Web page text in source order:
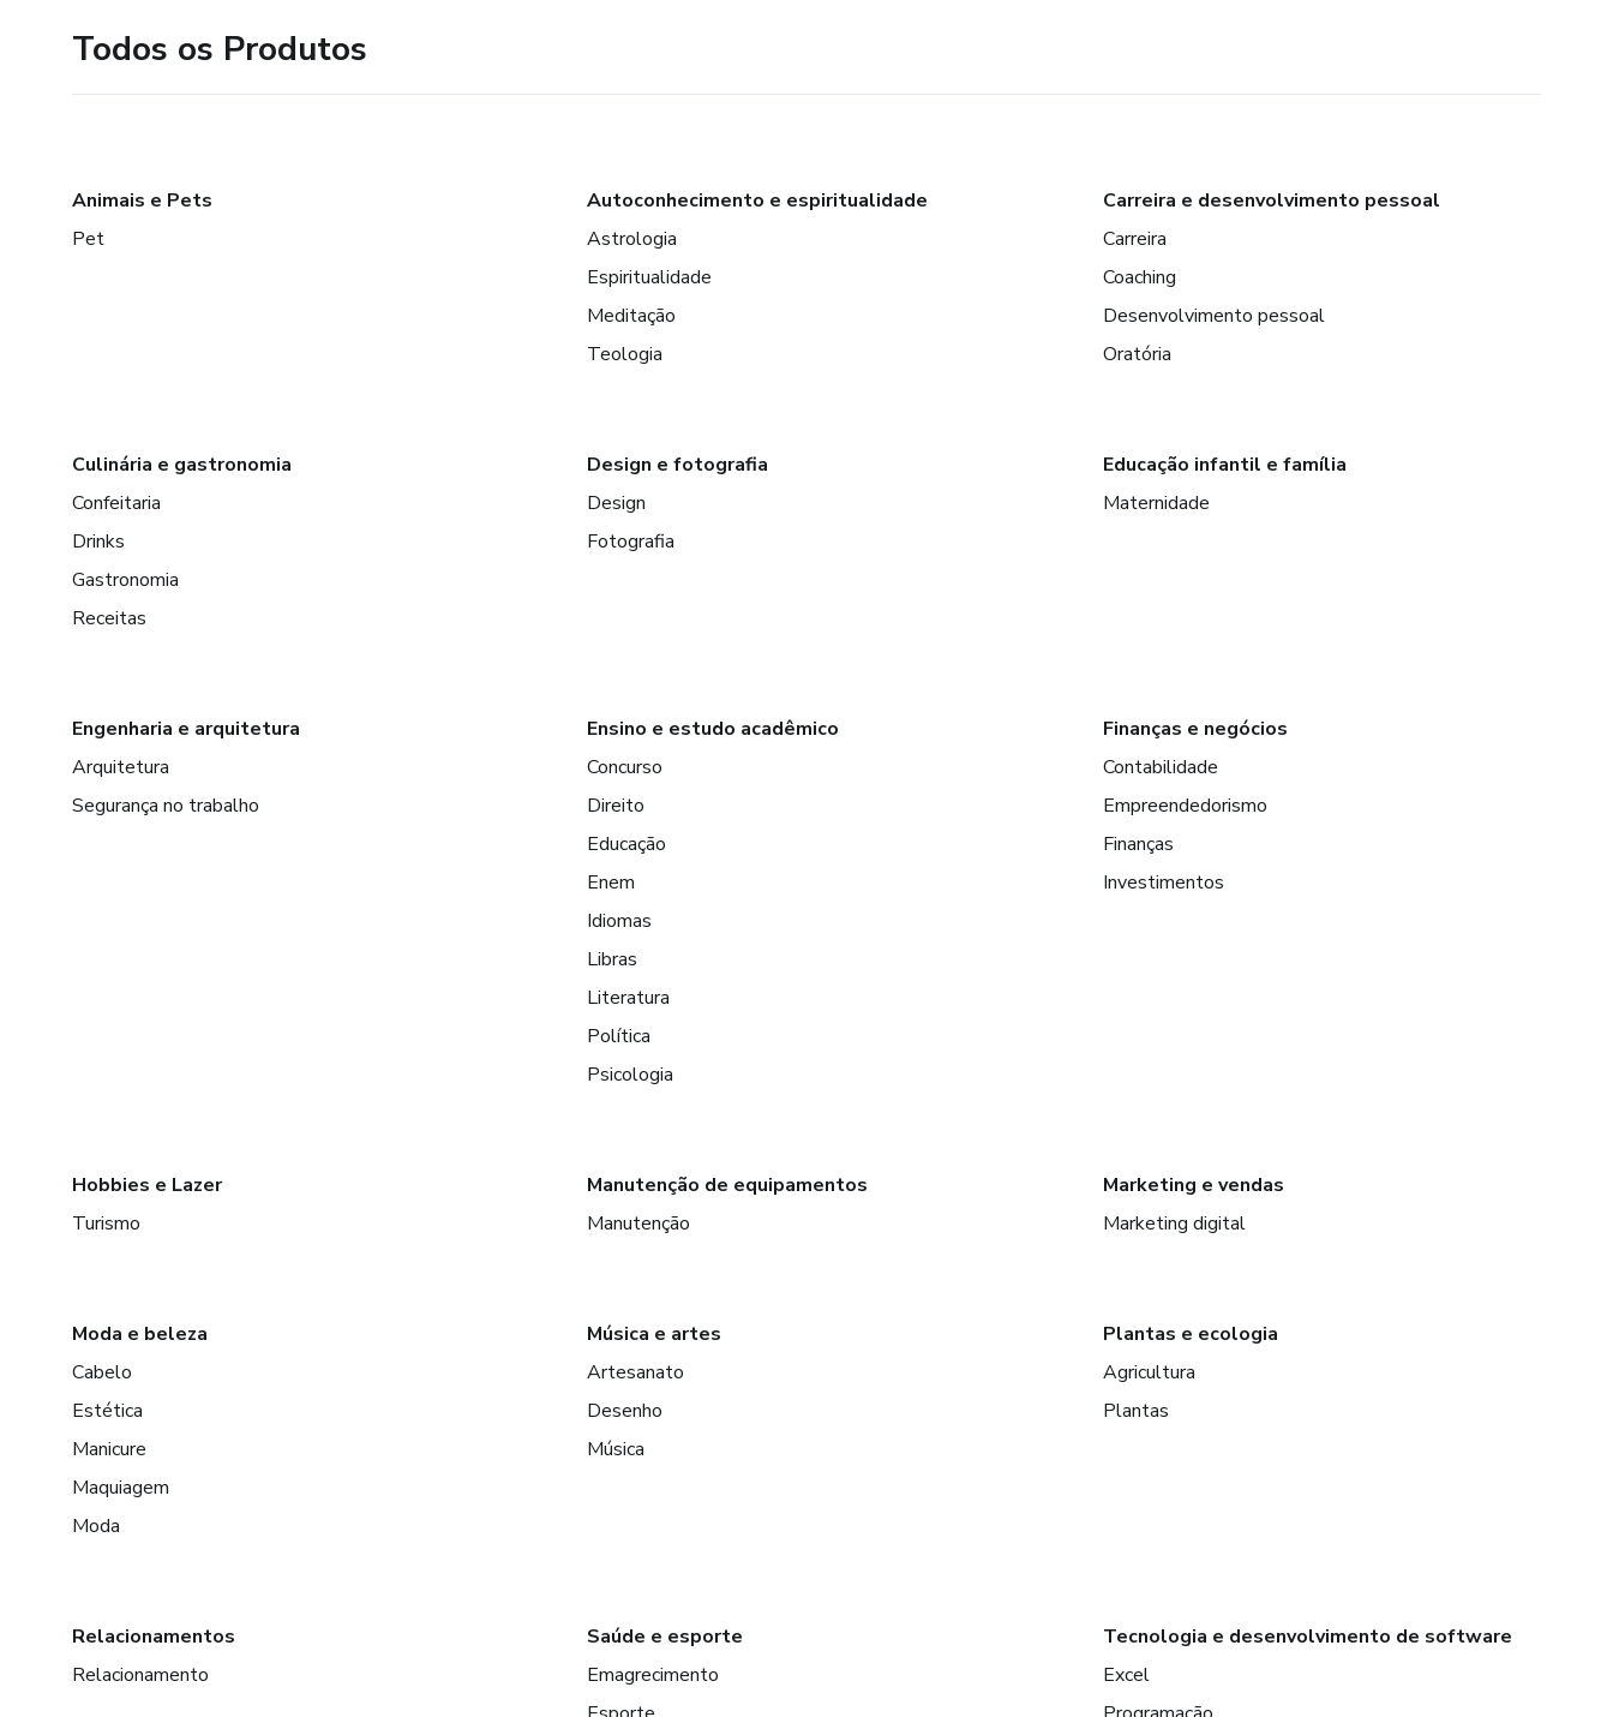
Todos os Produtos
Animais e Pets
Pet
Autoconhecimento e espiritualidade
Astrologia
Espiritualidade
Meditação
Teologia
Carreira e desenvolvimento pessoal
Carreira
Coaching
Desenvolvimento pessoal
Oratória
Culinária e gastronomia
Confeitaria
Drinks
Gastronomia
Receitas
Design e fotografia
Design
Fotografia
Educação infantil e família
Maternidade
Engenharia e arquitetura
Arquitetura
Segurança no trabalho
Ensino e estudo acadêmico
Concurso
Direito
Educação
Enem
Idiomas
Libras
Literatura
Política
Psicologia
Finanças e negócios
Contabilidade
Empreendedorismo
Finanças
Investimentos
Hobbies e Lazer
Turismo
Manutenção de equipamentos
Manutenção
Marketing e vendas
Marketing digital
Moda e beleza
Cabelo
Estética
Manicure
Maquiagem
Moda
Música e artes
Artesanato
Desenho
Música
Plantas e ecologia
Agricultura
Plantas
Relacionamentos
Relacionamento
Saúde e esporte
Emagrecimento
Tecnologia e desenvolvimento de software
Excel